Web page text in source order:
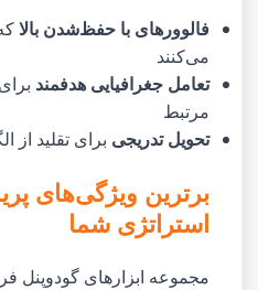
فالوورهای با حفظ‌شدن بالا
می‌کنند
تعامل جغرافیایی هدفمند
مرتبط
تحویل تدریجی برای تقلید از
برترین ویژگی‌های
استراتژی شما
مجموعه ابزارهای گودوپنل